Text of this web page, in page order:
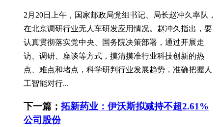
2月20日上午，国家邮政局党组书记、局长赵冲久率队，
在北京调研行业无人车研发应用情况。赵冲久指出，要
认真贯彻落实党中央、国务院决策部署，通过开展走
访、调研、座谈等方式，摸清摸准行业科技创新的热
点、难点和堵点，科学研判行业发展趋势，准确把握人
工智能对行...
下一篇；拓新药业：伊沃斯拟减持不超2.61%
公司股份